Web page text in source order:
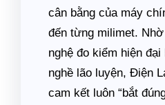
cân bằng của máy
đến từng milimet.
nghệ đo kiểm hiện
nghề lão luyện, Điện
cam kết luôn “bắt